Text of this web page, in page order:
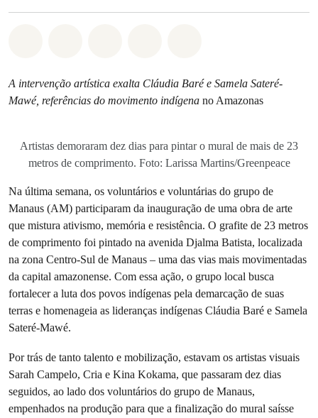
A intervenção artística exalta Cláudia Baré e Samela Sateré-
Mawé, referências do movimento indígena no Amazonas
Artistas demoraram dez dias para pintar o mural de mais de 23
metros de comprimento. Foto: Larissa Martins/Greenpeace
Na última semana, os voluntários e voluntárias do grupo de
Manaus (AM) participaram da inauguração de uma obra de arte
que mistura ativismo, memória e resistência. O grafite de 23 metros
de comprimento foi pintado na avenida Djalma Batista, localizada
na zona Centro-Sul de Manaus – uma das vias mais movimentadas
da capital amazonense. Com essa ação, o grupo local busca
fortalecer a luta dos povos indígenas pela demarcação de suas
terras e homenageia as lideranças indígenas Cláudia Baré e Samela
Sateré-Mawé.
Por trás de tanto talento e mobilização, estavam os artistas visuais
Sarah Campelo, Cria e Kina Kokama, que passaram dez dias
seguidos, ao lado dos voluntários do grupo de Manaus,
empenhados na produção para que a finalização do mural saísse